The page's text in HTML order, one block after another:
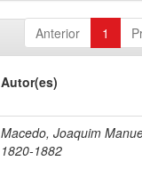
Anterior 1
Autor(es)
Macedo, Joaquim
1820-1882